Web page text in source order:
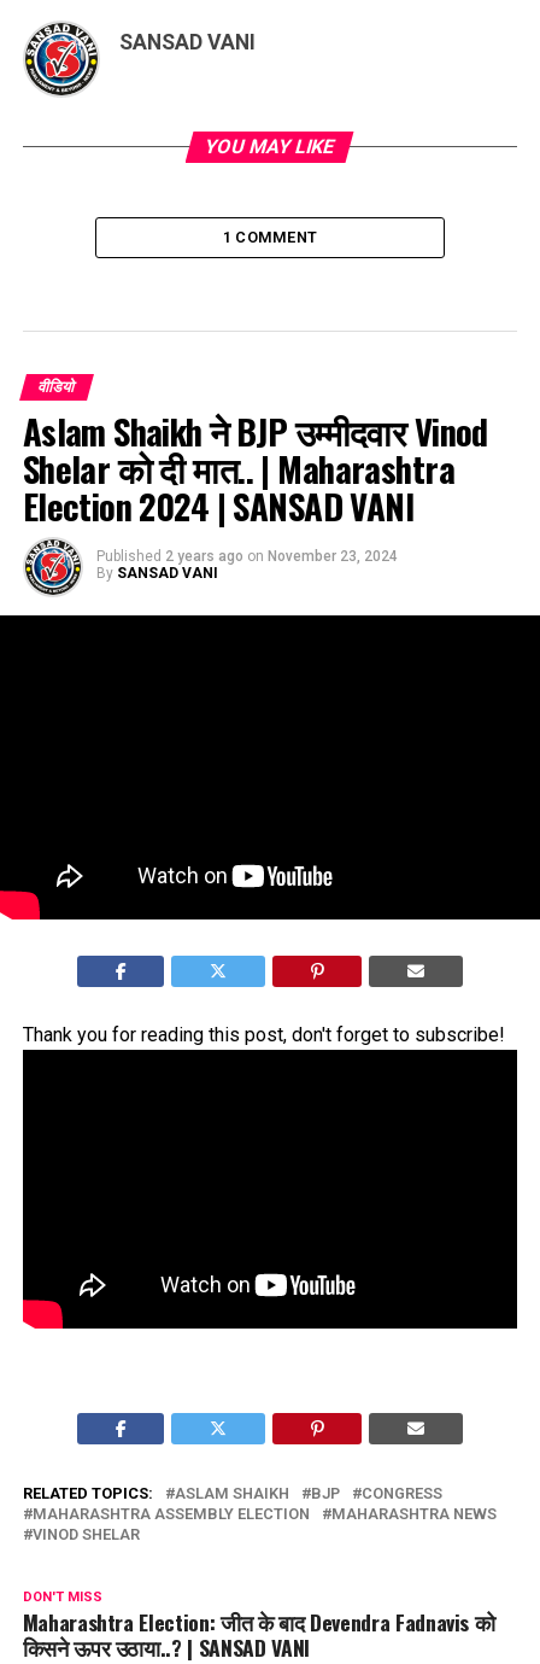
SANSAD VANI
YOU MAY LIKE
1 COMMENT
वीडियो
Aslam Shaikh ने BJP उम्मीदवार Vinod
Shelar को दी मात.. | Maharashtra
Election 2024 | SANSAD VANI
Published 2 years ago on November 23, 2024
By SANSAD VANI
Thank you for reading this post, don't forget to subscribe!
RELATED TOPICS: ASLAM SHAIKH BJP
CONGRESS
MAHARASHTRA ASSEMBLY ELECTION
MAHARASHTRA NEWS
VINOD SHELAR
DON'T MISS
Maharashtra Election: जीत के बाद Devendra Fadnavis को
किसने ऊपर उठाया..? | SANSAD VANI